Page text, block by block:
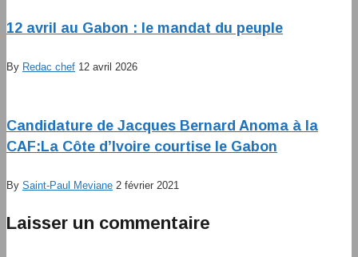
12 avril au Gabon : le mandat du peuple
By Redac chef 12 avril 2026
Candidature de Jacques Bernard Anoma à la
CAF:La Côte d’Ivoire courtise le Gabon
By Saint-Paul Meviane 2 février 2021
Laisser un commentaire